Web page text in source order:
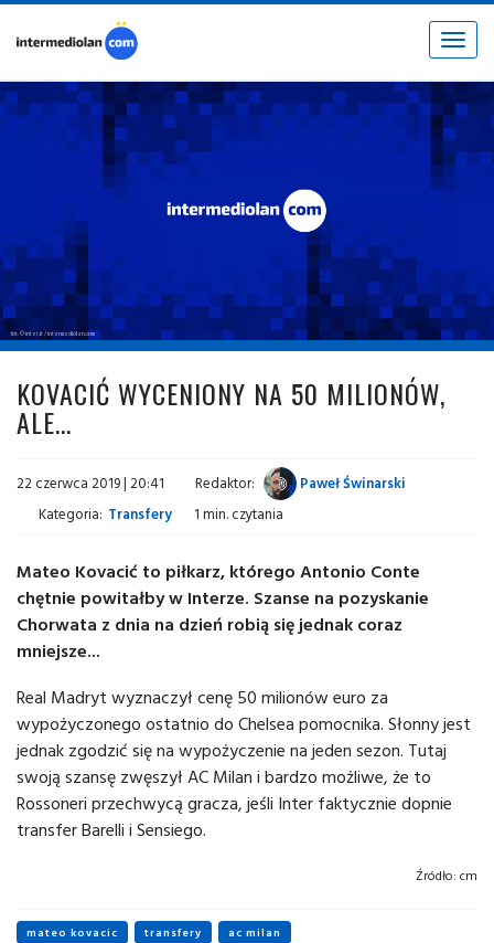
Toggle
fot. © inter.it / intermediolan.com
KOVACIĆ WYCENIONY NA 50 MILIONÓW,
ALE...
22 czerwca 2019 | 20:41 Redaktor:
Paweł Świnarski
Kategoria: Transfery 1 min. czytania
Mateo Kovacić to piłkarz, którego Antonio Conte
chętnie powitałby w Interze. Szanse na pozyskanie
Chorwata z dnia na dzień robią się jednak coraz
mniejsze...
Real Madryt wyznaczył cenę 50 milionów euro za
wypożyczonego ostatnio do Chelsea pomocnika. Słonny jest
jednak zgodzić się na wypożyczenie na jeden sezon. Tutaj
swoją szansę zwęszył AC Milan i bardzo możliwe, że to
Rossoneri przechwycą gracza, jeśli Inter faktycznie dopnie
transfer Barelli i Sensiego.
Źródło: cm
mateo kovacic transfery ac milan